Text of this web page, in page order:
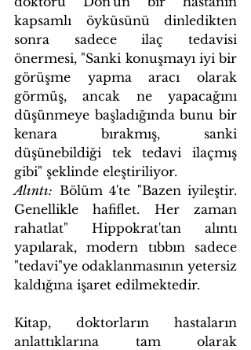
kapsamlı öyküsünü dinledikten
sonra sadece ilaç tedavisi
önermesi, "Sanki konuşmayı iyi bir
görüşme yapma aracı olarak
görmüş, ancak ne yapacağını
düşünmeye başladığında bunu bir
kenara bırakmış, sanki
düşünebildiği tek tedavi ilaçmış
gibi" şeklinde eleştiriliyor.
Alıntı: Bölüm 4'te "Bazen iyileştir.
Genellikle hafiflet. Her zaman
rahatlat" Hippokrat'tan alıntı
yapılarak, modern tıbbın sadece
"tedavi"ye odaklanmasının yetersiz
kaldığına işaret edilmektedir.
Kitap, doktorların hastaların
anlattıklarına tam olarak